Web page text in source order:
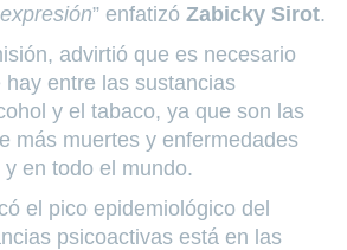
” enfatizó Zabicky Sirot.
advirtió que es necesario
entre las sustancias
y el tabaco, ya que son las
más muertes y enfermedades
en todo el mundo.
el pico epidemiológico del
psicoactivas está en las